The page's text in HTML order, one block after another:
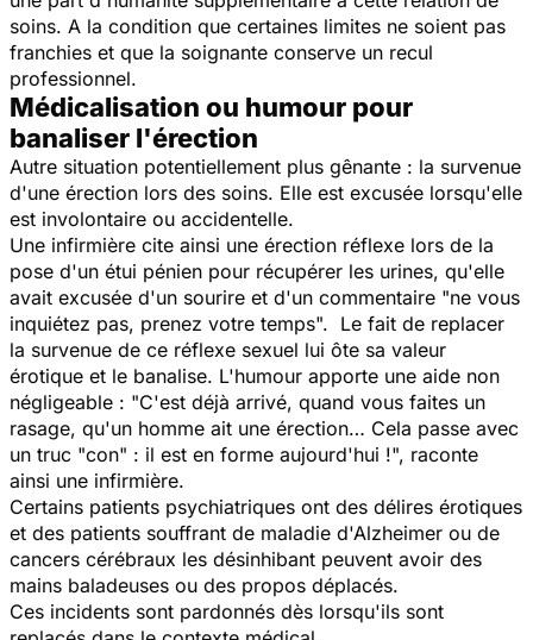
soins. A la condition que certaines limites ne soient pas
franchies et que la soignante conserve un recul
professionnel.
Médicalisation ou humour pour
banaliser l'érection
Autre situation potentiellement plus gênante : la survenue
d'une érection lors des soins. Elle est excusée lorsqu'elle
est involontaire ou accidentelle.
Une infirmière cite ainsi une érection réflexe lors de la
pose d'un étui pénien pour récupérer les urines, qu'elle
avait excusée d'un sourire et d'un commentaire "ne vous
inquiétez pas, prenez votre temps". Le fait de replacer
la survenue de ce réflexe sexuel lui ôte sa valeur
érotique et le banalise. L'humour apporte une aide non
négligeable : "C'est déjà arrivé, quand vous faites un
rasage, qu'un homme ait une érection… Cela passe avec
un truc "con" : il est en forme aujourd'hui !", raconte
ainsi une infirmière.
Certains patients psychiatriques ont des délires érotiques
et des patients souffrant de maladie d'Alzheimer ou de
cancers cérébraux les désinhibant peuvent avoir des
mains baladeuses ou des propos déplacés.
Ces incidents sont pardonnés dès lorsqu'ils sont